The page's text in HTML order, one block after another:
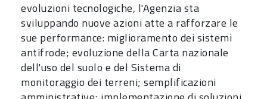
evoluzioni tecnologiche, l'Agenzia sta
sviluppando nuove azioni atte a rafforzare le
sue performance: miglioramento dei sistemi
antifrode; evoluzione della Carta nazionale
dell'uso del suolo e del Sistema di
monitoraggio dei terreni; semplificazioni